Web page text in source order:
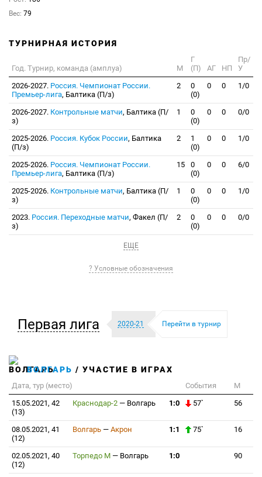
Вес: 79
ТУРНИРНАЯ ИСТОРИЯ
Год. Турнир, команда (амплуа) М
Г
(П)
АГ НП
Пр/
У
2026-2027. Россия. Чемпионат России.
Премьер-лига, Балтика (П/з)
2
0
(0)
0 0 1/0
2026-2027. Контрольные матчи, Балтика (П/
з)
1
0
(0)
0 0 0/0
2025-2026. Россия. Кубок России, Балтика
(П/з)
2
1
(0)
0 0 1/0
2025-2026. Россия. Чемпионат России.
Премьер-лига, Балтика (П/з)
15
0
(0)
0 0 6/0
2025-2026. Контрольные матчи, Балтика (П/
з)
1
0
(0)
0 0 1/0
2023. Россия. Переходные матчи, Факел (П/
з)
2
0
(0)
0 0 0/0
ЕЩЕ
? Условные обозначения
Первая лига 2020-21 Перейти в турнир
ВОЛГАРЬ / УЧАСТИЕ В ИГРАХ
Дата, тур (место) События
М
15.05.2021, 42
(13)
Краснодар-2 — Волгарь 1:0 57` 56
08.05.2021, 41
(12)
Волгарь — Акрон 1:1 75` 16
02.05.2021, 40
(12)
Торпедо М — Волгарь 1:0 90